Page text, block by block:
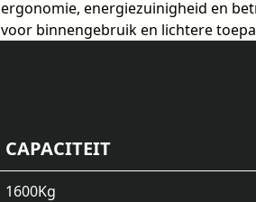
ergonomie, energiezuinigheid en
voor binnengebruik en lichtere
CAPACITEIT
1600Kg